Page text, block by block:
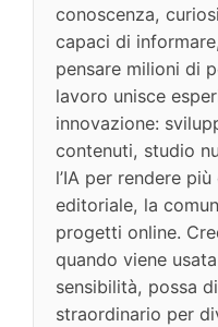
conoscenza,
capaci di
pensare milioni di
lavoro unisce
innovazione:
contenuti, studio
l’IA per rendere
editoriale, la
progetti online.
quando viene
sensibilità, possa
straordinario per